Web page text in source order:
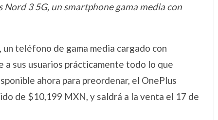
3 5G, un smartphone gama media con
, un teléfono de gama media cargado con
sus usuarios prácticamente todo lo que
ahora para preordenar, el OnePlus
de $10,199 MXN, y saldrá a la venta el 17 de